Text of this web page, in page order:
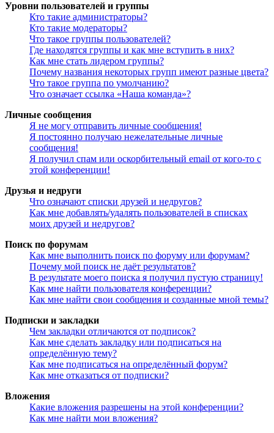
Уровни пользователей и группы
Кто такие администраторы?
Кто такие модераторы?
Что такое группы пользователей?
Где находятся группы и как мне вступить в них?
Как мне стать лидером группы?
Почему названия некоторых групп имеют разные цвета?
Что такое группа по умолчанию?
Что означает ссылка «Наша команда»?
Личные сообщения
Я не могу отправить личные сообщения!
Я постоянно получаю нежелательные личные
сообщения!
Я получил спам или оскорбительный email от кого-то с
этой конференции!
Друзья и недруги
Что означают списки друзей и недругов?
Как мне добавлять/удалять пользователей в списках
моих друзей и недругов?
Поиск по форумам
Как мне выполнить поиск по форуму или форумам?
Почему мой поиск не даёт результатов?
В результате моего поиска я получил пустую страницу!
Как мне найти пользователя конференции?
Как мне найти свои сообщения и созданные мной темы?
Подписки и закладки
Чем закладки отличаются от подписок?
Как мне сделать закладку или подписаться на
определённую тему?
Как мне подписаться на определённый форум?
Как мне отказаться от подписки?
Вложения
Какие вложения разрешены на этой конференции?
Как мне найти мои вложения?